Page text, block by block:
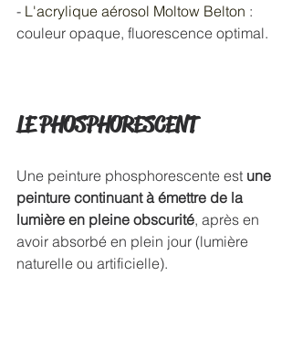
- L'acrylique aérosol Moltow Belton :
couleur opaque, fluorescence optimal.
LE PHOSPHORESCENT
Une peinture phosphorescente est une
peinture continuant à émettre de la
lumière en pleine obscurité, après en
avoir absorbé en plein jour (lumière
naturelle ou artificielle).